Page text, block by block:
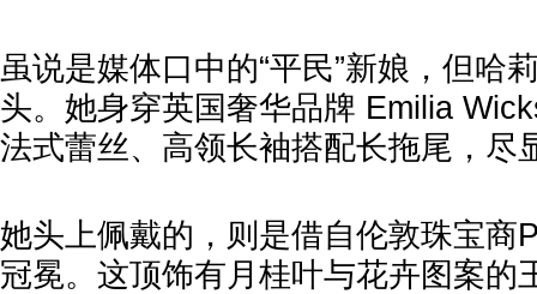
虽说是媒体口中的“平民”新娘，但哈
头。她身穿英国奢华品牌 Emilia
法式蕾丝、高领长袖搭配长拖尾，尽
她头上佩戴的，则是借自伦敦珠宝商
冠冕。这顶饰有月桂叶与花卉图案的